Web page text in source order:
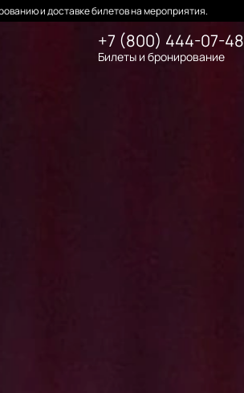
и доставке билетов на мероприятия.
+7 (800) 444-07-48
Билеты и бронирование